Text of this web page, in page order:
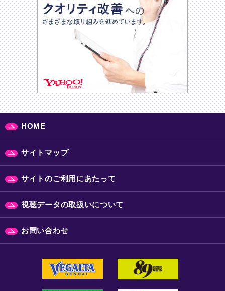
HOME
サイトマップ
サイトのご利用にあたって
視聴データの取扱いについて
お問い合わせ